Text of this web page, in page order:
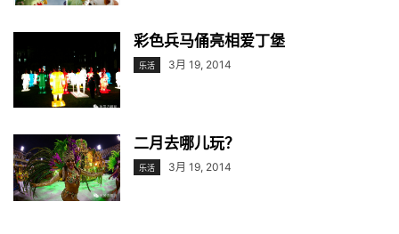
彩色兵马俑亮相爱丁堡
乐活 3月 19, 2014
二月去哪儿玩？
乐活 3月 19, 2014